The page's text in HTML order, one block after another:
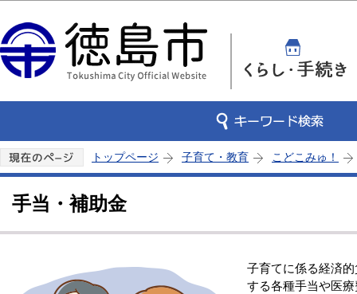
トップページ 子育て・教育 こどこみゅ！
手当・補助金
子育てに係る経済
する各種手当や医